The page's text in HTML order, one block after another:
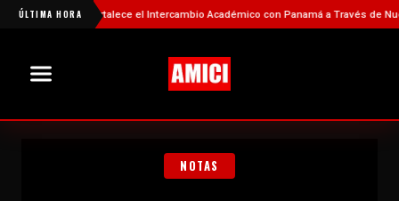
ÚLTIMA HORA
China Fortalece el Intercambio Académico con Panamá a Través de Nuevas
NOTAS